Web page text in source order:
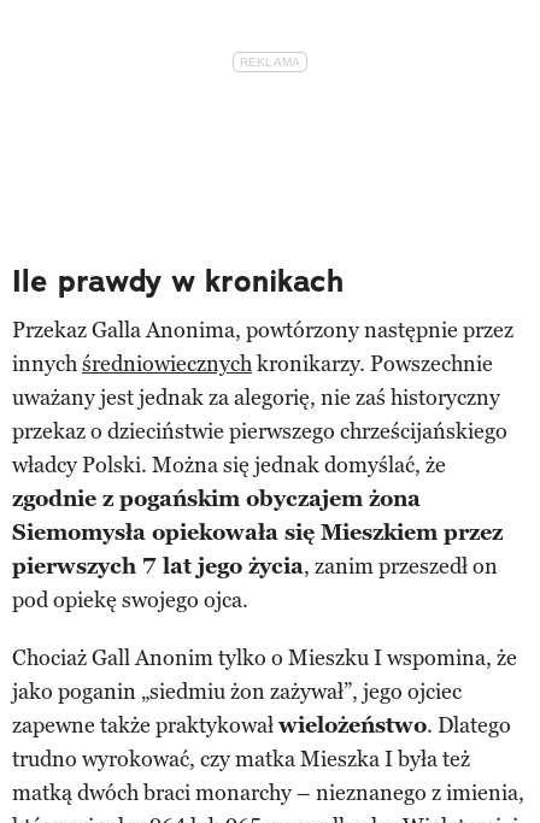
Ile prawdy w kronikach
Przekaz Galla Anonima, powtórzony następnie przez
innychśredniowiecznychkronikarzy. Powszechnie
uważany jest jednak za alegorię, nie zaś historyczny
przekaz o dzieciństwie pierwszego chrześcijańskiego
władcy Polski. Można się jednak domyślać, że
zgodnie z pogańskim obyczajem żona
Siemomysła opiekowała się Mieszkiem przez
pierwszych 7 lat jego życia, zanim przeszedł on
pod opiekę swojego ojca.
Chociaż Gall Anonim tylko o Mieszku I wspomina, że
jako poganin „siedmiu żon zażywał”, jego ojciec
zapewne także praktykowałwielożeństwo. Dlatego
trudno wyrokować, czy matka Mieszka I była też
matką dwóch braci monarchy – nieznanego z imienia,